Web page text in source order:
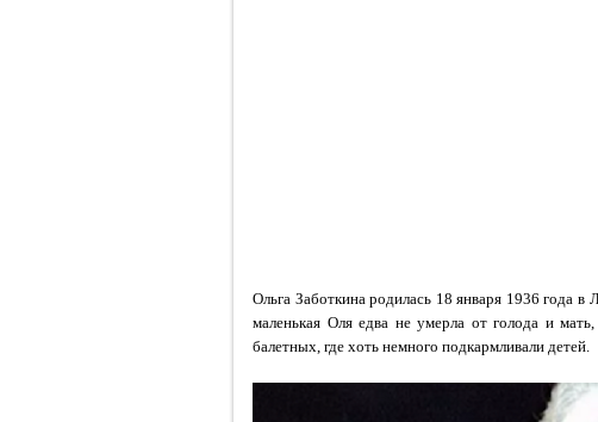
Ольга Заботкина родилась 18 января 1936 года
маленькая Оля едва не умерла от голода и
балетных, где хоть немного подкармливали детей.